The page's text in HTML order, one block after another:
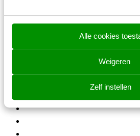
Alle cookies
Weigeren
Zelf instellen
✆ +31 30 200
Jaarbeurs Utrecht,
Jaarbeurs Utrecht, Croeselaan